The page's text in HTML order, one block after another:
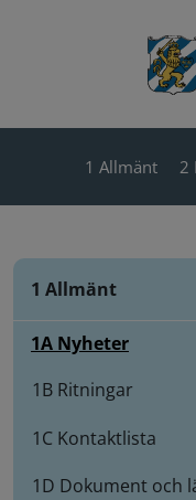
1 Allmänt 2
1 Allmänt
1A Nyheter
1B Ritningar
1C Kontaktlista
1D Dokument och